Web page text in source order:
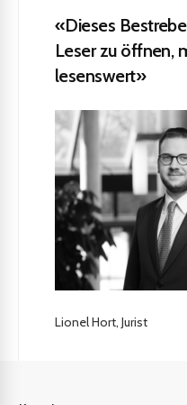
«Dieses
Leser zu öffnen,
lesenswert»
Lionel Hort, Jurist